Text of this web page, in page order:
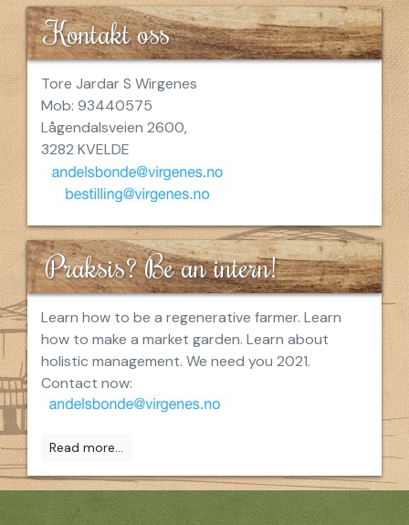
Kontakt oss
Tore Jardar S Wirgenes
Mob: 93440575
Lågendalsveien 2600,
3282 KVELDE
Praksis? Be an intern!
Learn how to be a regenerative farmer. Learn
how to make a market garden. Learn about
holistic management. We need you 2021.
Contact now:
Read more...